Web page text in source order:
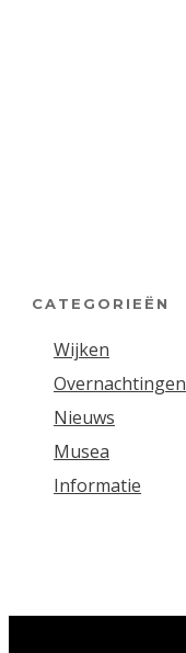
CATEGORIEËN
Wijken
Overnachtingen
Nieuws
Musea
Informatie